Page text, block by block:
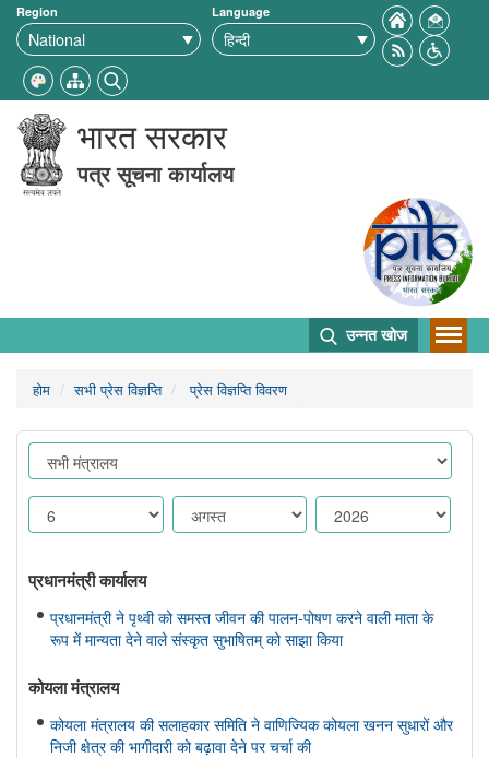
Region Language
भारत सरकार
पत्र सूचना कार्यालय
उन्नत खोज
होम सभी प्रेस विज्ञप्ति प्रेस विज्ञप्ति विवरण
प्रधानमंत्री कार्यालय
प्रधानमंत्री ने पृथ्वी को समस्त जीवन की पालन-पोषण करने वाली माता के
रूप में मान्यता देने वाले संस्कृत सुभाषितम् को साझा किया
कोयला मंत्रालय
कोयला मंत्रालय की सलाहकार समिति ने वाणिज्यिक कोयला खनन सुधारों और
निजी क्षेत्र की भागीदारी को बढ़ावा देने पर चर्चा की